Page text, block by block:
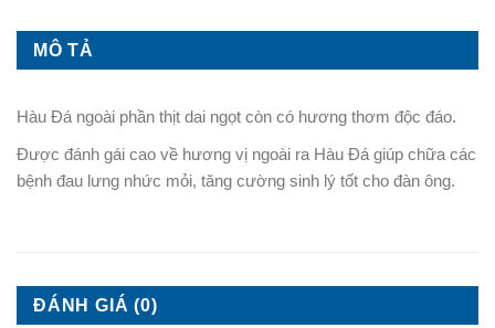
MÔ TẢ
Hàu Đá ngoài phần thịt dai ngọt còn có hương thơm độc đáo.
Được đánh gái cao về hương vị ngoài ra Hàu Đá giúp chữa các
bệnh đau lưng nhức mỏi, tăng cường sinh lý tốt cho đàn ông.
ĐÁNH GIÁ (0)
Số lượng đã chọn:1
Họ tên*
Địa chỉ giao hàng